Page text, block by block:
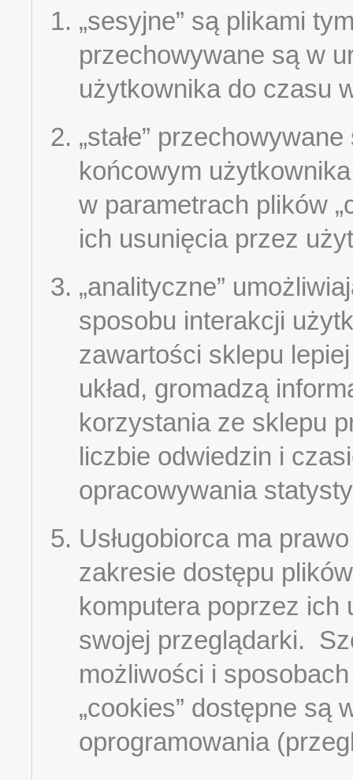
„sesyjne” są plikami
przechowywane są w
użytkownika do czasu
„stałe”
końcowym
w parametrach plików
ich usunięcia przez
„analityczne”
sposobu interakcji
zawartości sklepu
układ, gromadzą
korzystania ze sklepu
liczbie odwiedzin i
opracowywania
Usługobiorca ma
zakresie dostępu
komputera poprzez ich
swojej przeglądarki.
możliwości i sposobach
„cookies” dostępne są
oprogramowania